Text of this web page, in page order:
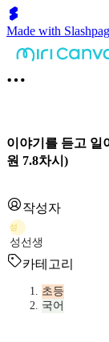
Made with
이야기를 듣고 일
원 7.8차시)
작성자
성
성선생
카테고리
초등
국어